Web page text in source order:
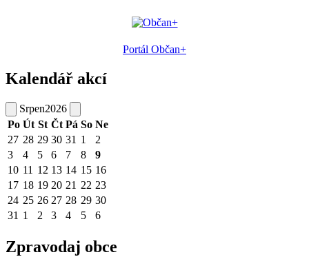
Portál Občan+
Kalendář akcí
Srpen2026
Po Út St Čt Pá So Ne
27 28 29 30 31 1
2
3
4 5 6 7 8
9
10 11 12 13 14 15 16
17 18 19 20 21 22 23
24 25 26 27 28 29 30
31 1 2 3 4 5 6
Zpravodaj obce